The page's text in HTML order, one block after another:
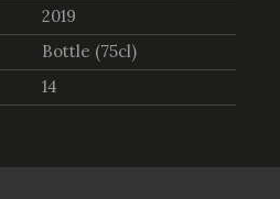
2019
Bottle (75cl)
14